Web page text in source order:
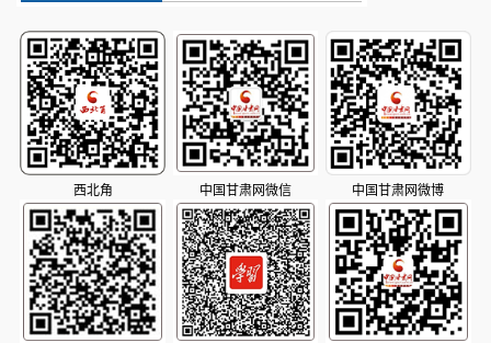
西北角 中国甘肃网微信 中国甘肃网微博